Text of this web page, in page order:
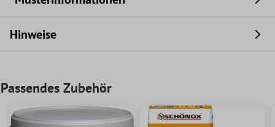
Hinweise
Passendes Zubehör